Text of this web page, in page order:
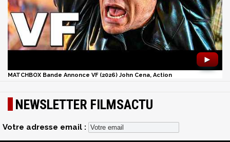
►
MATCHBOX Bande Annonce VF (2026) John Cena, Action
NEWSLETTER FILMSACTU
Votre adresse email :